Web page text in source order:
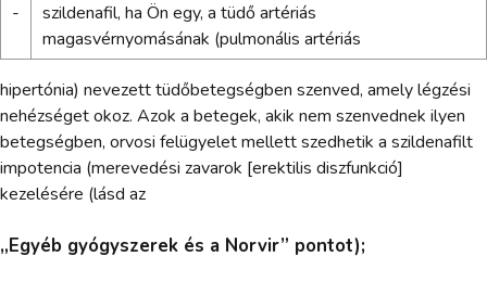
-
szildenafil, ha Ön egy, a tüdő artériás
magasvérnyomásának (pulmonális artériás
hipertónia) nevezett tüdőbetegségben szenved, amely légzési
nehézséget okoz. Azok a betegek, akik nem szenvednek ilyen
betegségben, orvosi felügyelet mellett szedhetik a szildenafilt
impotencia (merevedési zavarok [erektilis diszfunkció]
kezelésére (lásd az
„Egyéb gyógyszerek és a Norvir” pontot);